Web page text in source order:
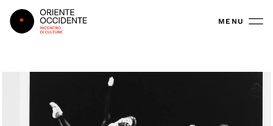
Oriente Occidente MENU